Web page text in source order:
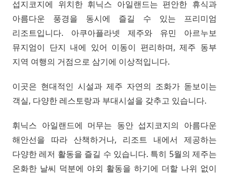
섭지코지에 위치한 휘닉스 아일랜드는 편안한 휴식과
아름다운 풍경을 동시에 즐길 수 있는 프리미엄
리조트입니다. 아쿠아플라넷 제주와 유민 아르누보
뮤지엄이 단지 내에 있어 이동이 편리하며, 제주 동부
지역 여행의 거점으로 삼기에 이상적입니다.
이곳은 현대적인 시설과 제주 자연의 조화가 돋보이는
객실, 다양한 레스토랑과 부대시설을 갖추고 있습니다.
휘닉스 아일랜드에 머무는 동안 섭지코지의 아름다운
해안선을 따라 산책하거나, 리조트 내에서 제공하는
다양한 레저 활동을 즐길 수 있습니다. 특히 5월의 제주는
온화한 날씨 덕분에 야외 활동을 하기에 더할 나위 없이